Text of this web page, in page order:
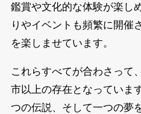
鑑賞や文化的な体験が楽し
りやイベントも頻繁に開催
を楽しませています。
これらすべてが合わさって
市以上の存在となっていま
つの伝説、そして一つの夢